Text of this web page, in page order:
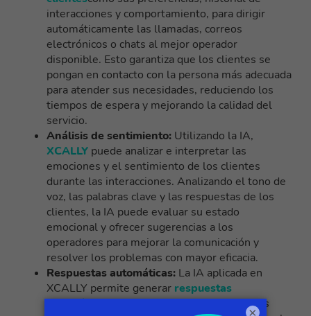
interacciones y comportamiento, para dirigir
automáticamente las llamadas, correos
electrónicos o chats al mejor operador
disponible. Esto garantiza que los clientes se
pongan en contacto con la persona más adecuada
para atender sus necesidades, reduciendo los
tiempos de espera y mejorando la calidad del
servicio.
Análisis de sentimiento: Utilizando la IA,
XCALLY puede analizar e interpretar las
emociones y el sentimiento de los clientes
durante las interacciones. Analizando el tono de
voz, las palabras clave y las respuestas de los
clientes, la IA puede evaluar su estado
emocional y ofrecer sugerencias a los
operadores para mejorar la comunicación y
resolver los problemas con mayor eficacia.
Respuestas automáticas: La IA aplicada en
XCALLY permite generar respuestas
automáticas personalizadaspersonalizadas
×